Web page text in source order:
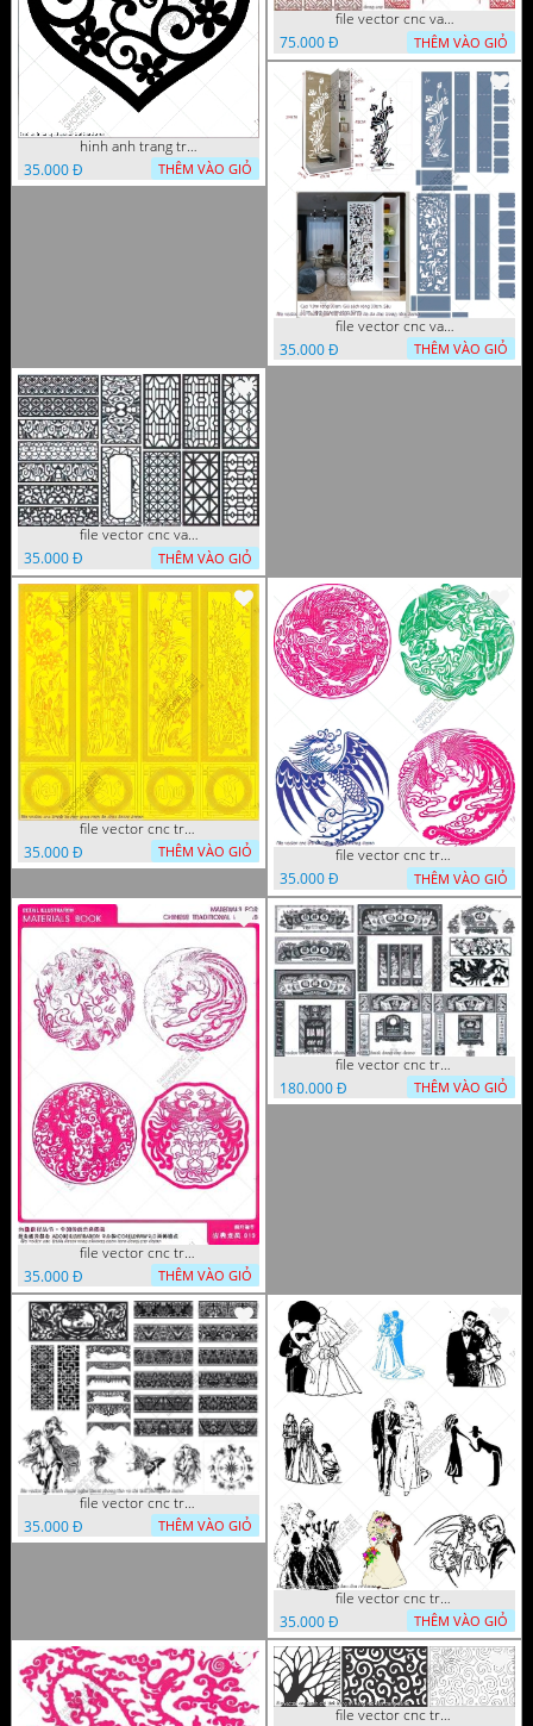
hinh anh trang tri cua so trai tim
35.000 Đ
THÊM VÀO GIỎ
file vector cnc vach tho tranh phong tho dang cap
75.000 Đ
THÊM VÀO GIỎ
file vector cnc vach ngan ket hop voi ke de do dac trong nha
35.000 Đ
THÊM VÀO GIỎ
file vector cnc vach ngan hang rao decor dac sac chua tung phung phi
35.000 Đ
THÊM VÀO GIỎ
file vector cnc tranh tu quy mau cam de chiu decor
35.000 Đ
THÊM VÀO GIỎ
file vector cnc tranh decor rong phuong
35.000 Đ
THÊM VÀO GIỎ
file vector cnc tranh decor rong phuong cuon tron dang cap
35.000 Đ
THÊM VÀO GIỎ
file vector cnc tranh decor phong tho nghe thuat dang cap
180.000 Đ
THÊM VÀO GIỎ
file vector cnc tranh decor nghe thuat phong tho va chi tiet phong tho
35.000 Đ
THÊM VÀO GIỎ
file vector cnc tranh decor co dau chu re
35.000 Đ
THÊM VÀO GIỎ
file vector cnc tranh chi tiet trang tri hang rao den trang